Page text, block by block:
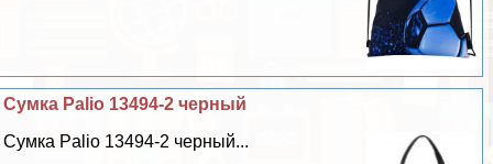
Сумка Palio 13494-2 черный
Сумка Palio 13494-2 черный...